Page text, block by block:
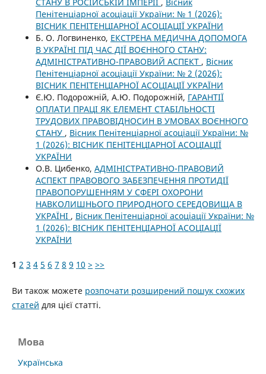
Пенітенціарної асоціації України: № 1 (2026):
ВІСНИК ПЕНІТЕНЦІАРНОЇ АСОЦІАЦІЇ УКРАЇНИ
Б. О. Логвиненко, ЕКСТРЕНА МЕДИЧНА ДОПОМОГА
В УКРАЇНІ ПІД ЧАС ДІЇ ВОЄННОГО СТАНУ:
АДМІНІСТРАТИВНО-ПРАВОВИЙ АСПЕКТ , Вісник
Пенітенціарної асоціації України: № 2 (2026):
ВІСНИК ПЕНІТЕНЦІАРНОЇ АСОЦІАЦІЇ УКРАЇНИ
Є.Ю. Подорожній, А.Ю. Подорожній, ГАРАНТІЇ
ОПЛАТИ ПРАЦІ ЯК ЕЛЕМЕНТ СТАБІЛЬНОСТІ
ТРУДОВИХ ПРАВОВІДНОСИН В УМОВАХ ВОЄННОГО
СТАНУ , Вісник Пенітенціарної асоціації України: №
1 (2026): ВІСНИК ПЕНІТЕНЦІАРНОЇ АСОЦІАЦІЇ
УКРАЇНИ
О.В. Цибенко, АДМІНІСТРАТИВНО-ПРАВОВИЙ
АСПЕКТ ПРАВОВОГО ЗАБЕЗПЕЧЕННЯ ПРОТИДІЇ
ПРАВОПОРУШЕННЯМ У СФЕРІ ОХОРОНИ
НАВКОЛИШНЬОГО ПРИРОДНОГО СЕРЕДОВИЩА В
УКРАЇНІ , Вісник Пенітенціарної асоціації України: №
1 (2026): ВІСНИК ПЕНІТЕНЦІАРНОЇ АСОЦІАЦІЇ
УКРАЇНИ
1 2 3 4 5 6 7 8 9 10 > >>
Ви також можете розпочати розширений пошук схожих
статей для цієї статті.
Мова
Українська